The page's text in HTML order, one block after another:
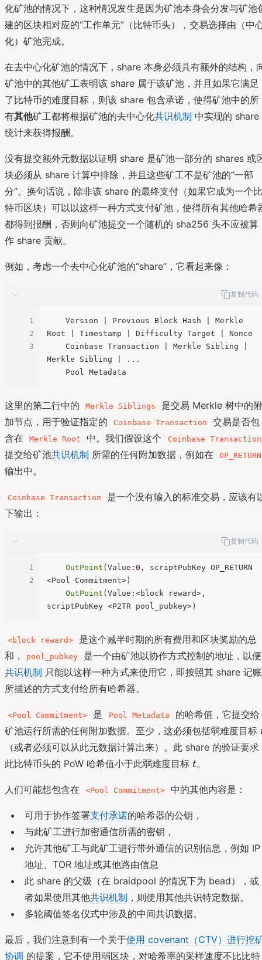
化矿池的情况下，这种情况发生是因为矿池本身会分发与矿池
建的区块相对应的“工作单元”（比特币头），交易选择由（中
化）矿池完成。
在去中心化矿池的情况下，share 本身必须具有额外的结构，
矿池中的其他矿工表明该 share 属于该矿池，并且如果它满足
了比特币的难度目标，则该 share 包含承诺，使得矿池中的所
有其他矿工都将根据矿池的去中心化共识机制 中实现的 share
统计来获得报酬。
没有提交额外元数据以证明 share 是矿池一部分的 shares 或
块必须从 share 计算中排除，并且这些矿工不是矿池的“一部
分”。换句话说，除非该 share 的最终支付（如果它成为一个比
特币区块）可以以这样一种方式支付矿池，使得所有其他哈希
都得到报酬，否则向矿池提交一个随机的 sha256 头不应被算
作 share 贡献。
例如，考虑一个去中心化矿池的“share”，它看起来像：
复制代码
1
2
3
Root | Timestamp | Difficulty Target | Nonce
Merkle Sibling | ...
这里的第二行中的 Merkle Siblings
是交易 Merkle 树中的
加节点，用于验证指定的
Coinbase Transaction
交易是否包
含在
Merkle Root 中。我们假设这个 Coinbase Transaction
提交给矿池共识机制 所需的任何附加数据，例如在 OP_RETURN
输出中。
Coinbase Transaction
是一个没有输入的标准交易，应该有
下输出：
复制代码
1
2
OutPoint (Value: 0 , scriptPubKey OP_RETURN
<Pool Commitment>)
OutPoint (Value:<block reward>,
<block reward>
是这个减半时期的所有费用和区块奖励的总
和，
pool_pubkey
是一个由矿池以协作方式控制的地址，以便
共识机制 只能以这样一种方式来使用它，即按照其 share 记账
所描述的方式支付给所有哈希器。
<Pool Commitment> 是 Pool Metadata
的哈希值，它提交给
矿池运行所需的任何附加数据。至少，这必须包括弱难度目标
（或者必须可以从此元数据计算出来）。此 share 的验证要求
此比特币头的 PoW 哈希值小于此弱难度目标 t
t。
人们可能想包含在 <Pool Commitment> 中的其他内容是：
可用于协作签署支付承诺的哈希器的公钥，
与此矿工进行加密通信所需的密钥，
允许其他矿工与此矿工进行带外通信的识别信息，例如 IP
地址、TOR 地址或其他路由信息
此 share 的父级（在 braidpool 的情况下为 bead），或
者如果使用其他共识机制 ，则使用其他共识特定数据。
多轮阈值签名仪式中涉及的中间共识数据。
最后，我们注意到有一个关于使用 covenant（CTV）进行挖
协调 的提案，它不使用弱区块，对哈希率的采样速度不比比特